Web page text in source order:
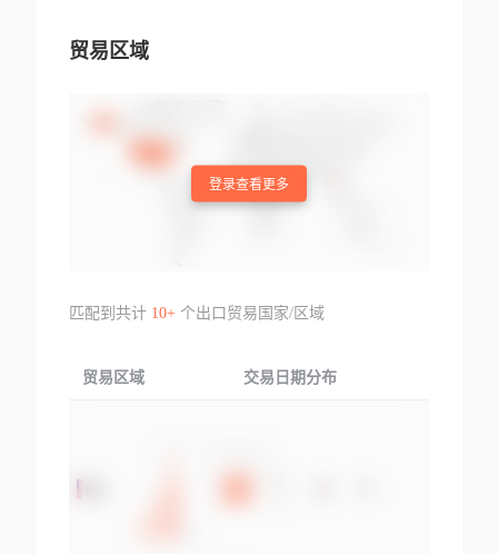
贸易区域
登录查看更多
匹配到共计 10+个出口贸易国家/区域
贸易区域 交易日期分布